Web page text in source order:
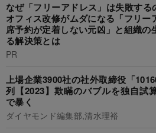
なぜ「フリーアドレス」は失敗する
オフィス改修がムダになる「フリー
席予約が定着しない元凶」と組織の
る解決策とは
PR
上場企業3900社の社外取締役「
列【2023】欺瞞のバブルを独自試
で暴く
ダイヤモンド編集部,清水理裕